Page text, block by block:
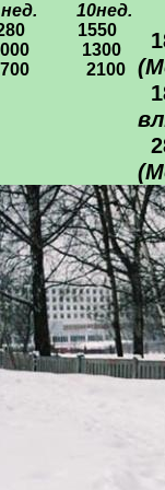
10нед.
1550
1300
1700 2100